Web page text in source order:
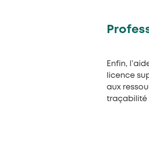
Enfin,
licence
aux
traçabilité